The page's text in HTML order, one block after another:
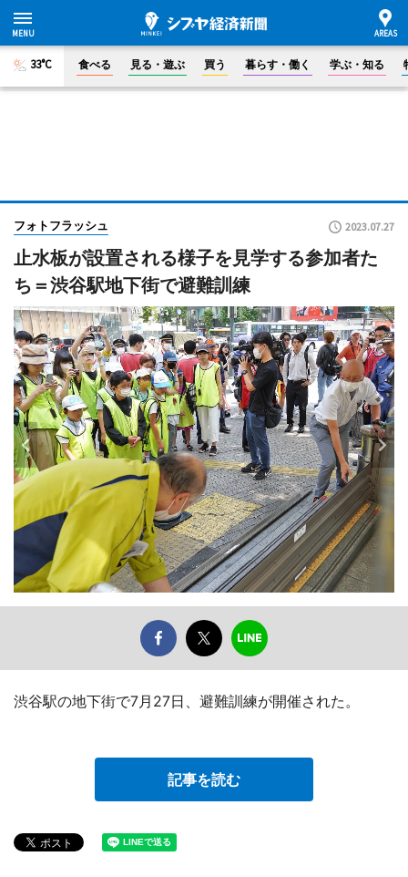
33°C 食べる 見る・遊ぶ 買う 暮らす・働く 学ぶ・知る
フォトフラッシュ 2023.07.27
止水板が設置される様子を見学する参加者た
ち＝渋谷駅地下街で避難訓練
渋谷駅の地下街で7月27日、避難訓練が開催された。
記事を読む